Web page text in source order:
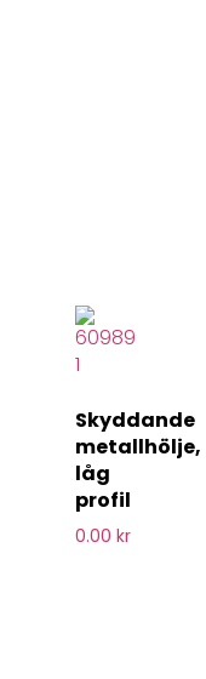
Skyddande
metallhölje,
låg
profil
0.00kr